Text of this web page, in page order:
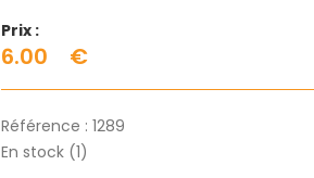
Prix :
6.00 €
Référence : 1289
En stock (1)